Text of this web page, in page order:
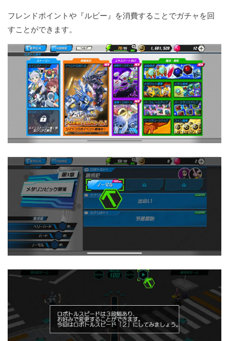
フレンドポイントや『ルビー』を消費することでガチャを回
すことができます。